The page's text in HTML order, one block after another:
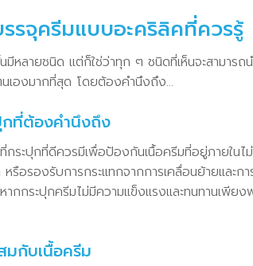
รจุครีมแบบอะคริลิคที่ควรรู้
มีหลายชนิด แต่ก็ใช่ว่าทุก ๆ ชนิดที่เห็นจะสามาร
นเองมากที่สุด โดยต้องคำนึงถึง…
กที่ต้องคำนึงถึง
กระปุกที่ดีควรมีเพื่อป้องกันเนื้อครีมที่อยู่ภายใน
หรือรองรับการกระแทกจากการเคลื่อนย้ายแล
กกระปุกครีมไม่มีความแข็งแรงและทนทานเพีย
มกับเนื้อครีม